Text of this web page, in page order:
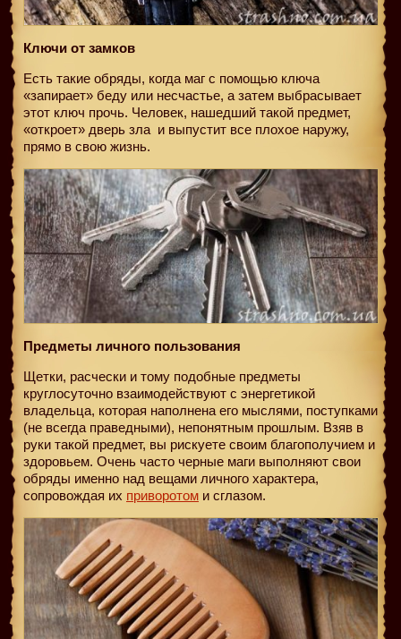
Ключи от замков
Есть такие обряды, когда маг с помощью ключа
«запирает» беду или несчастье, а затем выбрасывает
этот ключ прочь. Человек, нашедший такой предмет,
«откроет» дверь зла и выпустит все плохое наружу,
прямо в свою жизнь.
Предметы личного пользования
Щетки, расчески и тому подобные предметы
круглосуточно взаимодействуют с энергетикой
владельца, которая наполнена его мыслями, поступками
(не всегда праведными), непонятным прошлым. Взяв в
руки такой предмет, вы рискуете своим благополучием и
здоровьем. Очень часто черные маги выполняют свои
обряды именно над вещами личного характера,
сопровождая их приворотом и сглазом.